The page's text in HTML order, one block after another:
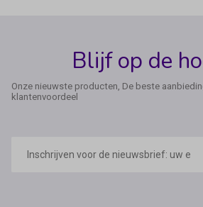
Blijf op de
Onze nieuwste producten, De beste
klantenvoordeel
mailadres